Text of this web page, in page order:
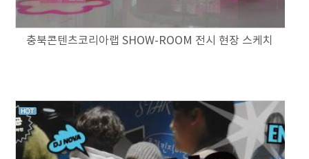
충북콘텐츠코리아랩 SHOW-ROOM 전시 현장 스케치